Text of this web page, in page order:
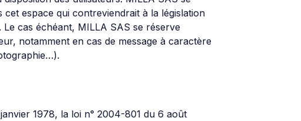
espace qui contreviendrait à la législation
cas échéant, MILLA SAS se réserve
notamment en cas de message à caractère
1978, la loi n° 2004-801 du 6 août